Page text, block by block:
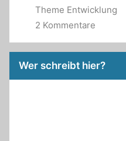
Theme Entwicklung
2 Kommentare
Wer schreibt hier?